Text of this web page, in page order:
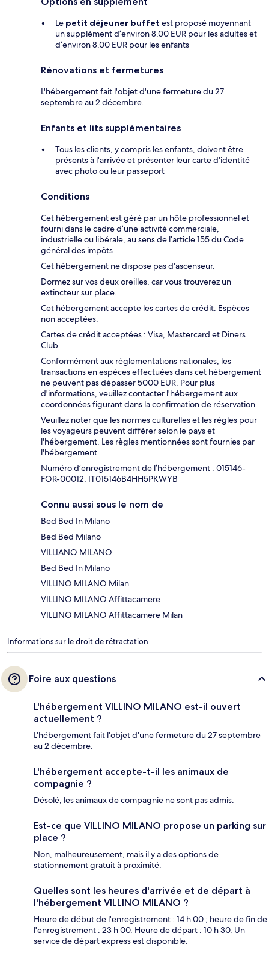
Le petit déjeuner buffet est proposé moyennant
un supplément d’environ 8.00 EUR pour les adultes et
d’environ 8.00 EUR pour les enfants
Rénovations et fermetures
L'hébergement fait l'objet d'une fermeture du 27
septembre au 2 décembre.
Enfants et lits supplémentaires
Tous les clients, y compris les enfants, doivent être
présents à l'arrivée et présenter leur carte d'identité
avec photo ou leur passeport
Conditions
Cet hébergement est géré par un hôte professionnel et
fourni dans le cadre d’une activité commerciale,
industrielle ou libérale, au sens de l’article 155 du Code
général des impôts
Cet hébergement ne dispose pas d'ascenseur.
Dormez sur vos deux oreilles, car vous trouverez un
extincteur sur place.
Cet hébergement accepte les cartes de crédit. Espèces
non acceptées.
Cartes de crédit acceptées : Visa, Mastercard et Diners
Club.
Conformément aux réglementations nationales, les
transactions en espèces effectuées dans cet hébergement
ne peuvent pas dépasser 5000 EUR. Pour plus
d'informations, veuillez contacter l'hébergement aux
coordonnées figurant dans la confirmation de réservation.
Veuillez noter que les normes culturelles et les règles pour
les voyageurs peuvent différer selon le pays et
l'hébergement. Les règles mentionnées sont fournies par
l'hébergement.
Numéro d’enregistrement de l’hébergement : 015146-
FOR-00012, IT015146B4HH5PKWYB
Connu aussi sous le nom de
Bed Bed In Milano
Bed Bed Milano
VILLIANO MILANO
Bed Bed In Milano
VILLINO MILANO Milan
VILLINO MILANO Affittacamere
VILLINO MILANO Affittacamere Milan
Informations sur le droit de rétractation
Foire aux questions
L'hébergement VILLINO MILANO est-il ouvert
actuellement ?
L'hébergement fait l'objet d'une fermeture du 27 septembre
au 2 décembre.
L'hébergement accepte-t-il les animaux de
compagnie ?
Désolé, les animaux de compagnie ne sont pas admis.
Est-ce que VILLINO MILANO propose un parking sur
place ?
Non, malheureusement, mais il y a des options de
stationnement gratuit à proximité.
Quelles sont les heures d'arrivée et de départ à
l'hébergement VILLINO MILANO ?
Heure de début de l'enregistrement : 14 h 00 ; heure de fin de
l'enregistrement : 23 h 00. Heure de départ : 10 h 30. Un
service de départ express est disponible.